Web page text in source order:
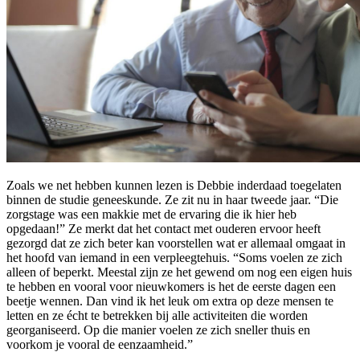
Zoals we net hebben kunnen lezen is Debbie inderdaad toegelaten
binnen de studie geneeskunde. Ze zit nu in haar tweede jaar. “Die
zorgstage was een makkie met de ervaring die ik hier heb
opgedaan!” Ze merkt dat het contact met ouderen ervoor heeft
gezorgd dat ze zich beter kan voorstellen wat er allemaal omgaat in
het hoofd van iemand in een verpleegtehuis. “Soms voelen ze zich
alleen of beperkt. Meestal zijn ze het gewend om nog een eigen huis
te hebben en vooral voor nieuwkomers is het de eerste dagen een
beetje wennen. Dan vind ik het leuk om extra op deze mensen te
letten en ze écht te betrekken bij alle activiteiten die worden
georganiseerd. Op die manier voelen ze zich sneller thuis en
voorkom je vooral de eenzaamheid.”